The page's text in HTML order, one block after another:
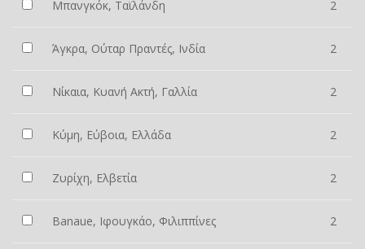
Μπανγκόκ, Ταϊλάνδη 2
Άγκρα, Ούταρ Πραντές, Ινδία 2
Νίκαια, Κυανή Ακτή, Γαλλία 2
Κύμη, Εύβοια, Ελλάδα 2
Ζυρίχη, Ελβετία 2
Banaue, Ιφουγκάο, Φιλιππίνες 2